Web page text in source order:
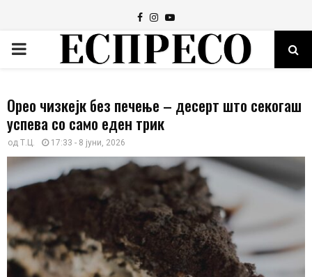
Facebook
Instagram
Youtube
PRIMARY
Орео чизкејк без печење – десерт што секогаш
успева со само еден трик
од Т.Ц. 17:33 - 8 јуни, 2026